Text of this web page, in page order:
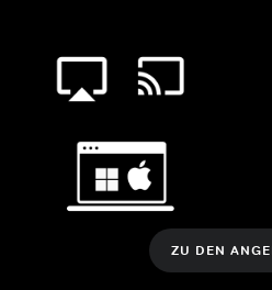
ZU DEN